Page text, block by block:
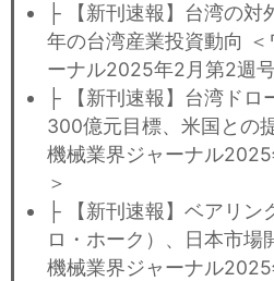
├ 【新刊速報】台湾の
年の台湾産業投資動向
ーナル2025年2月第2週
├ 【新刊速報】台湾ド
300億元目標、米国との
機械業界ジャーナル
＞
├ 【新刊速報】ベアリン
ロ・ホーク）、日本市場
機械業界ジャーナル